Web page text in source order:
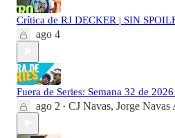
Crítica de RJ DECKER | SIN
ago 4
Fuera de Series: Semana 32 de
ago 2 • CJ Navas, Jorge Navas